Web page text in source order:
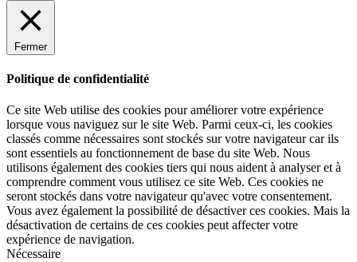
Fermer
Politique de confidentialité
Ce site Web utilise des cookies pour améliorer votre expérience
lorsque vous naviguez sur le site Web. Parmi ceux-ci, les cookies
classés comme nécessaires sont stockés sur votre navigateur car ils
sont essentiels au fonctionnement de base du site Web. Nous
utilisons également des cookies tiers qui nous aident à analyser et à
comprendre comment vous utilisez ce site Web. Ces cookies ne
seront stockés dans votre navigateur qu'avec votre consentement.
Vous avez également la possibilité de désactiver ces cookies. Mais la
désactivation de certains de ces cookies peut affecter votre
expérience de navigation.
Nécessaire